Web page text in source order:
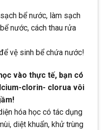
bể nước, làm sạch
nước, cách thau rửa
vệ sinh bể chứa nước!
vào thực tế, bạn có
clorin- clorua vôi
hóa học có tác dụng
diệt khuẩn, khử trùng